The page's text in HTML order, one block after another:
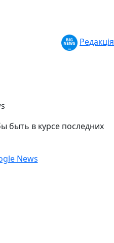
Редакція
быть в курсе последних
News